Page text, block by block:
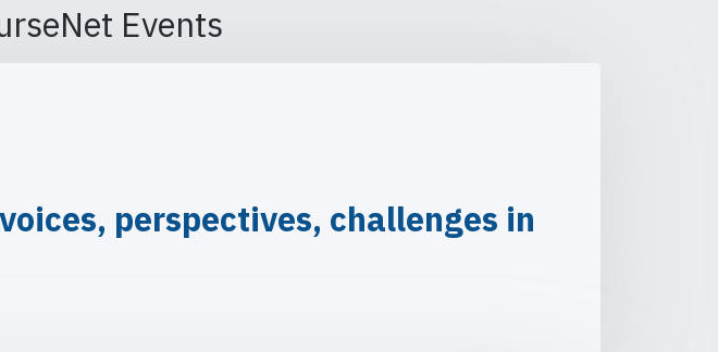
Events
perspectives, challenges in